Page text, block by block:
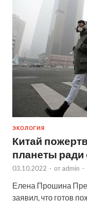
ЭКОЛОГИЯ
Китай
планеты
03.10.2022 - от admin -
Елена Прошина
заявил, что готов